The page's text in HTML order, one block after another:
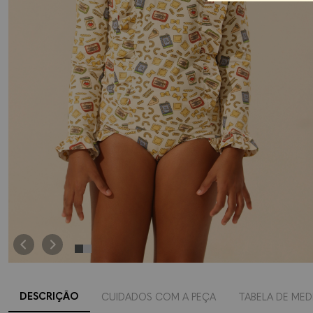
DESCRIÇÃO CUIDADOS COM A PEÇA
TABELA DE